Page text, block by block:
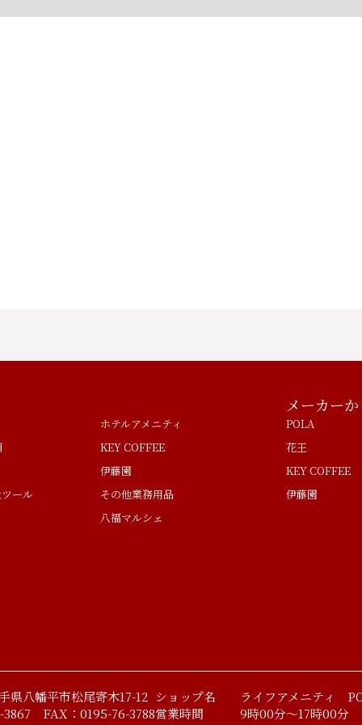
包
ール
ホテルアメニティ
KEY COFFEE
伊藤園
その他業務用品
八福マルシェ
メーカー
POLA
花王
KEY COFFEE
伊藤園
県八幡平市松尾寄木17-12
3867 FAX：0195-76-3788
ショップ名 ライフアメニティ
営業時間 9時00分～17時00分